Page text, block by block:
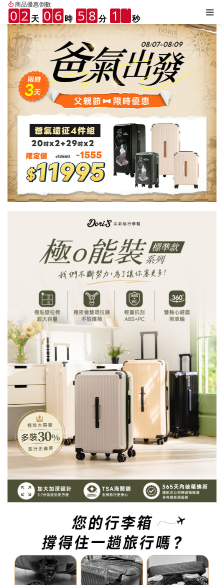
商品優惠倒數
0 2 0 6 5 8 1 2